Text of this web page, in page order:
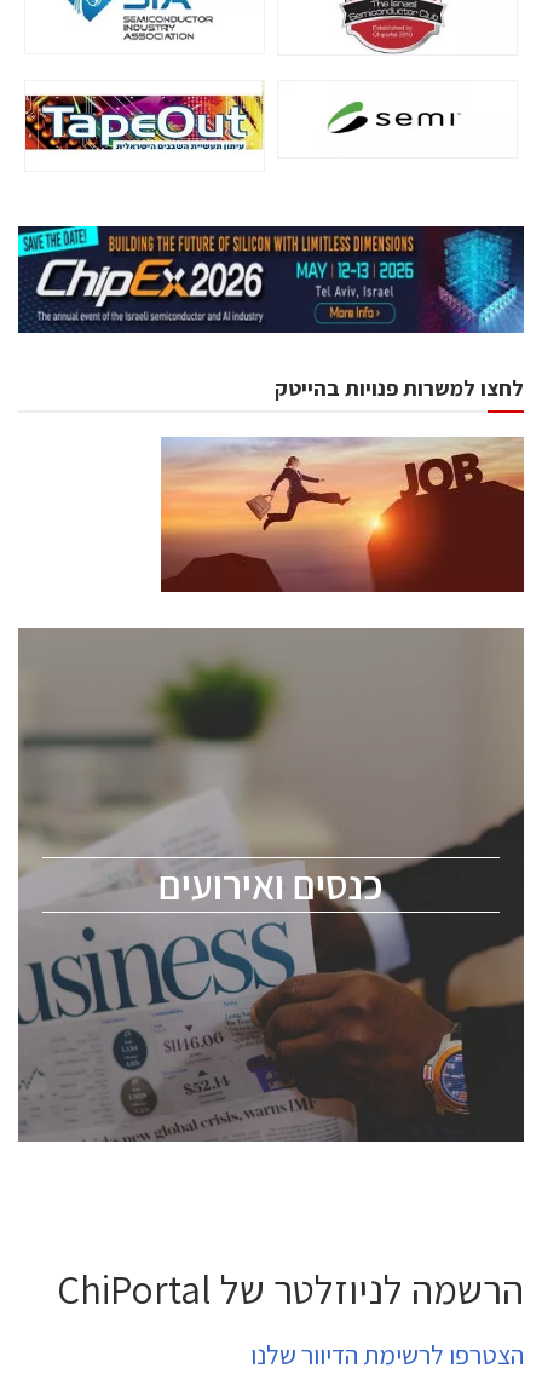
לחצו למשרות פנויות בהייטק
כנסים ואירועים
כנסים ואירועים
לכל העוסקים בתעשיית הסמיקונדקטור כולל מהנדסים,
ChipEx2026 will be held on May 12-13, 2026. The
conference is intended for everyone involved in the
semiconductor industry, including engineers,
professional experts, and senior executives.
לחץ לפרטים
הרשמה לניוזלטר של ChiPortal
הצטרפו לרשימת הדיוור שלנו